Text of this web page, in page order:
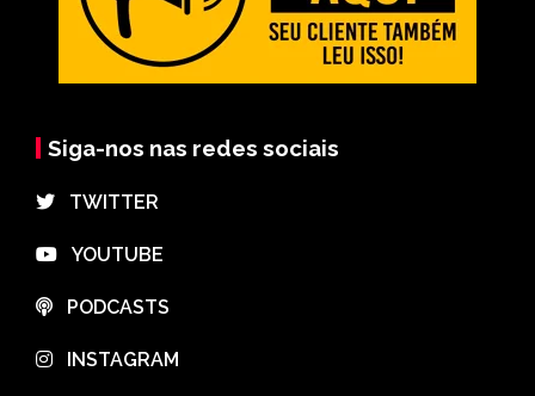
Siga-nos nas redes sociais
⠀TWITTER
⠀YOUTUBE
⠀PODCASTS
⠀INSTAGRAM